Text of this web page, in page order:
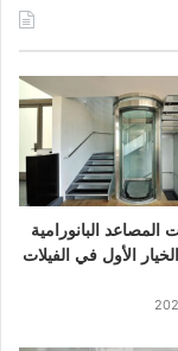
ت
ق
ر
ا
م
المصاعد البانورامية
الأول في الفيلات